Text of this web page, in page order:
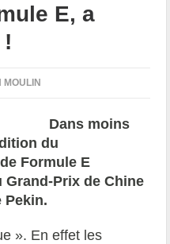
E, a
MOULIN
Dans moins
du
Formule E
Grand-Prix de Chine
Pekin.
». En effet les